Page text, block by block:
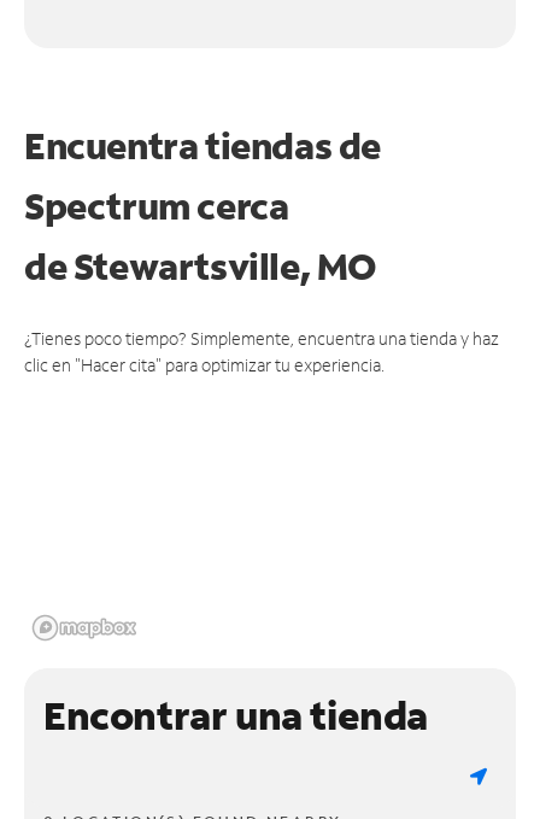
Encuentra tiendas de
Spectrum cerca
deStewartsville, MO
¿Tienes poco tiempo? Simplemente, encuentra una tienda y haz
clic en "Hacer cita" para optimizar tu experiencia.
Encontrar una tienda